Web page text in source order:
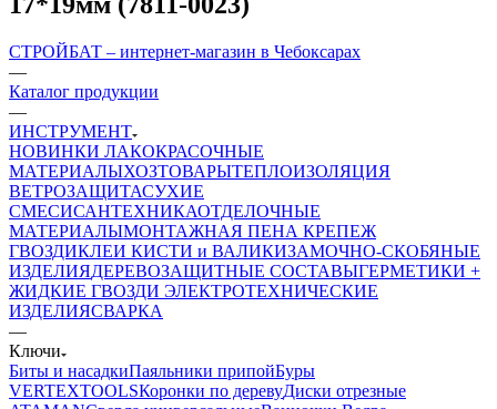
СТРОЙБАТ – интернет-магазин в Чебоксарах
—
Каталог продукции
—
ИНСТРУМЕНТ
НОВИНКИ ЛАКОКРАСОЧНЫЕ
МАТЕРИАЛЫХОЗТОВАРЫТЕПЛОИЗОЛЯЦИЯ
ВЕТРОЗАЩИТАСУХИЕ
СМЕСИСАНТЕХНИКАОТДЕЛОЧНЫЕ
МАТЕРИАЛЫМОНТАЖНАЯ ПЕНА КРЕПЕЖ
ГВОЗДИКЛЕИ КИСТИ и ВАЛИКИЗАМОЧНО-СКОБЯНЫЕ
ИЗДЕЛИЯДЕРЕВОЗАЩИТНЫЕ СОСТАВЫГЕРМЕТИКИ +
ЖИДКИЕ ГВОЗДИ ЭЛЕКТРОТЕХНИЧЕСКИЕ
ИЗДЕЛИЯСВАРКА
—
Ключи
Биты и насадкиПаяльники припойБуры
VERTEXTOOLSКоронки по деревуДиски отрезные